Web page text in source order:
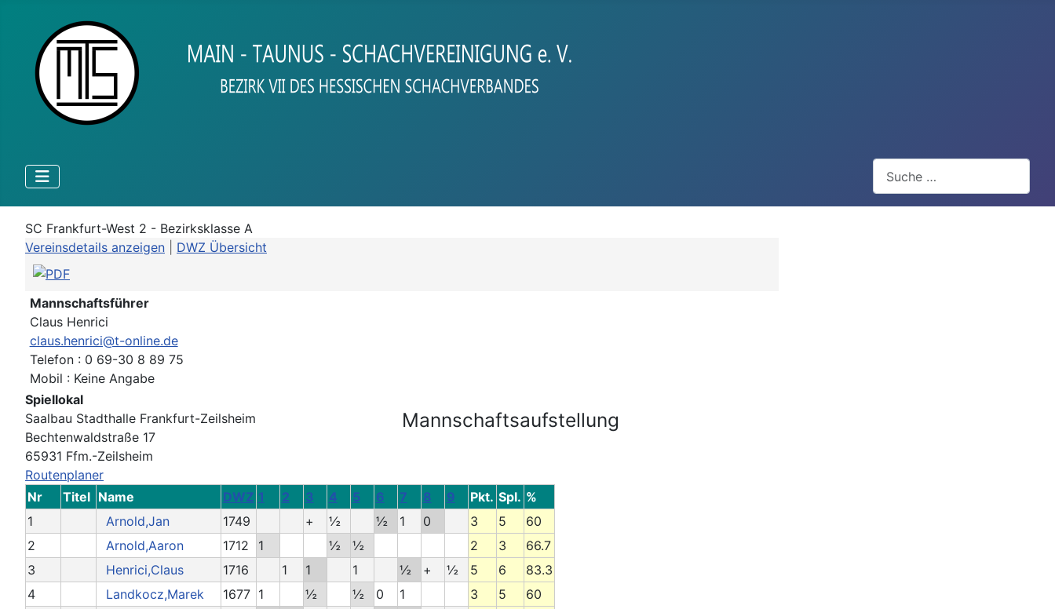
SC Frankfurt-West 2 - Bezirksklasse A
Vereinsdetails anzeigen
DWZ Übersicht
Mannschaftsführer
Claus Henrici
claus.henrici@t-online.de
Telefon : 0 69-30 8 89 75
Mobil : Keine Angabe
Spiellokal
Saalbau Stadthalle Frankfurt-Zeilsheim
Bechtenwaldstraße 17
65931 Ffm.-Zeilsheim
Routenplaner
Mannschaftsaufstellung
Nr Titel Name DWZ 1 2 3 4 5 6 7 8 9 Pkt. Spl. %
1
Arnold,Jan 1749 + ½ ½ 1 0 3 5
60
2
Arnold,Aaron 1712 1 ½ ½ 2 3
66.7
3
Henrici,Claus 1716 1 1 1 ½ + ½ 5 6
83.3
4
Landkocz,Marek 1677 1 ½ ½ 0 1 3 5
60